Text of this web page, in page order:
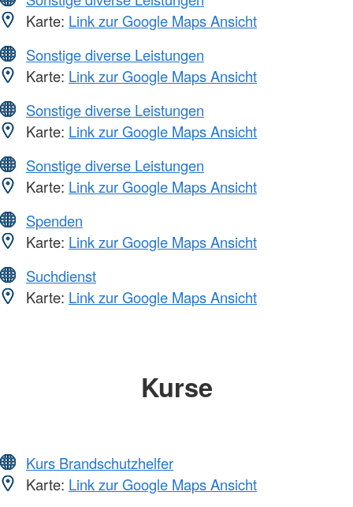
Karte: Link zur Google Maps Ansicht
Sonstige diverse Leistungen
Karte: Link zur Google Maps Ansicht
Sonstige diverse Leistungen
Karte: Link zur Google Maps Ansicht
Sonstige diverse Leistungen
Karte: Link zur Google Maps Ansicht
Spenden
Karte: Link zur Google Maps Ansicht
Suchdienst
Karte: Link zur Google Maps Ansicht
Kurse
Kurs Brandschutzhelfer
Karte: Link zur Google Maps Ansicht